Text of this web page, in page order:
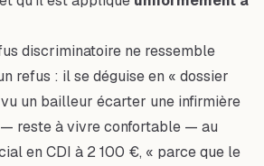
discriminatoire ne ressemble
refus : il se déguise en « dossier
un bailleur écarter une infirmière
reste à vivre confortable — au
en CDI à 2 100 €, « parce que le